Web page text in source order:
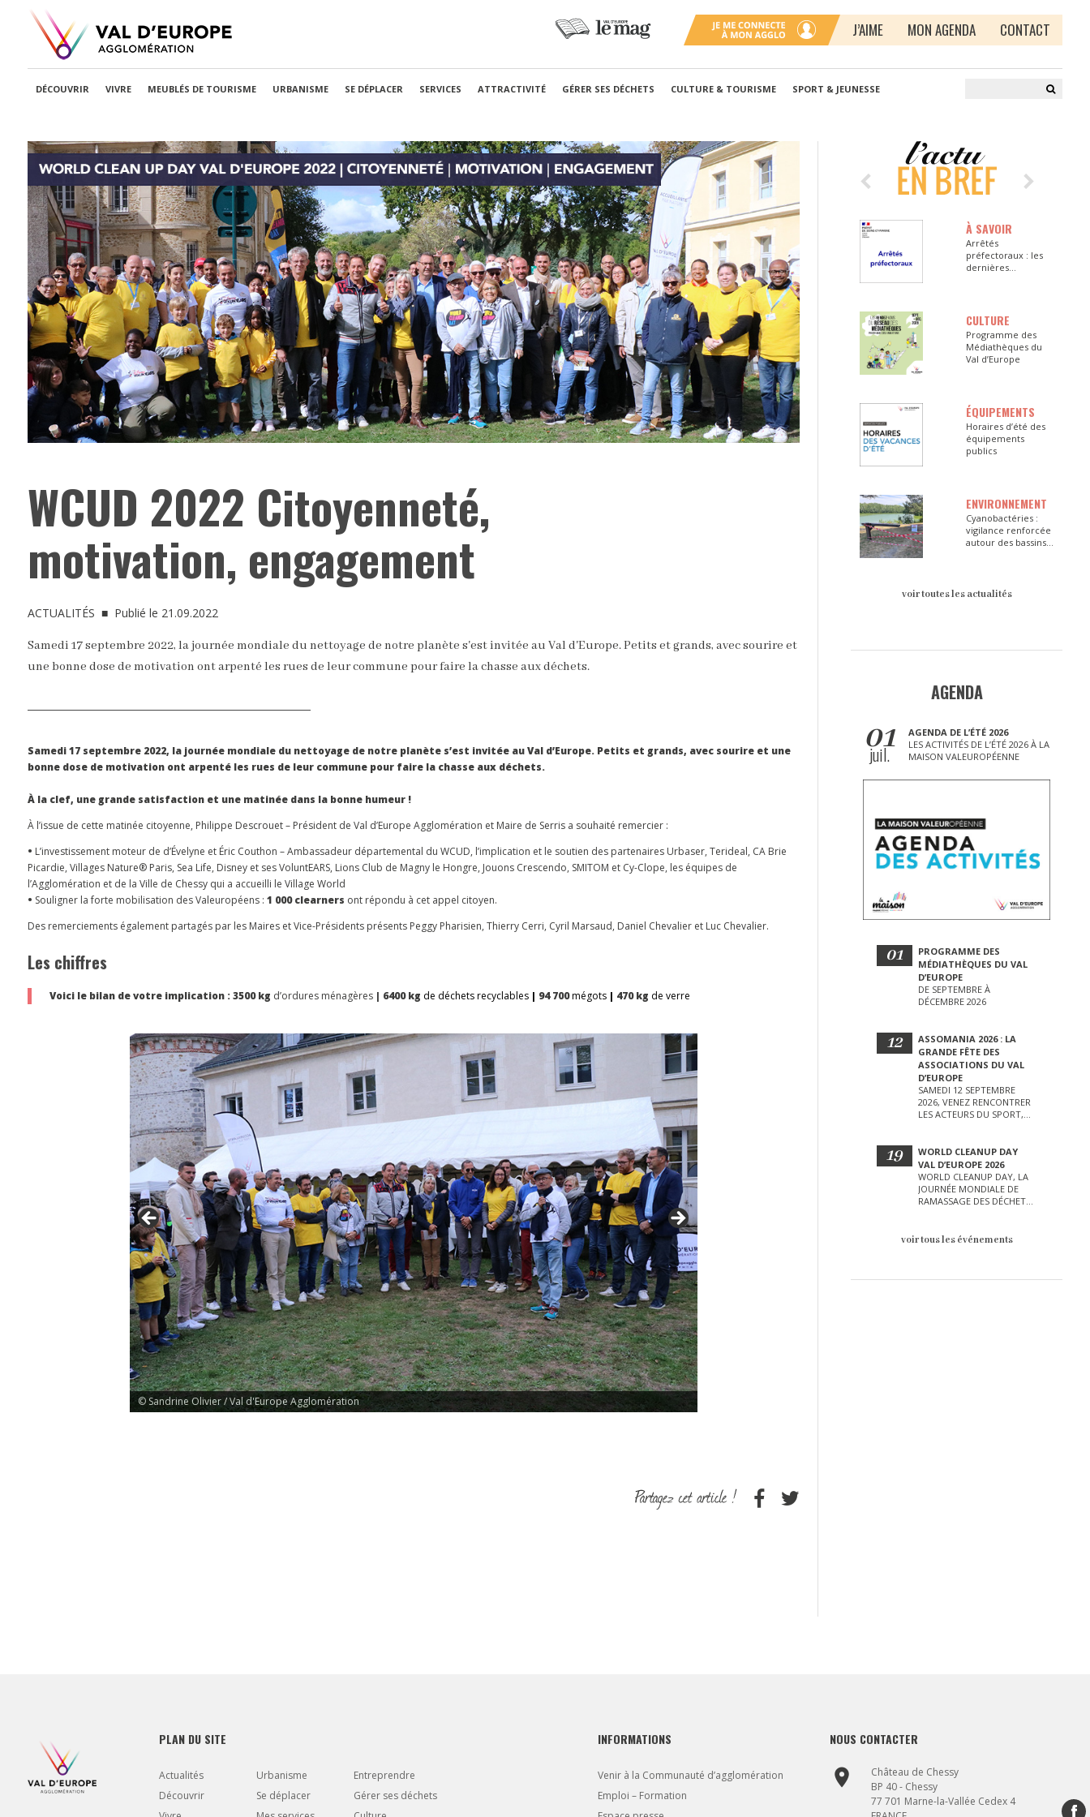
J’AIME MON AGENDA CONTACT
DÉCOUVRIR VIVRE MEUBLÉS DE TOURISME URBANISME SE DÉPLACER SERVICES ATTRACTIVITÉ GÉRER SES DÉCHETS CULTURE & TOURISME SPORT & JEUNESSE
WCUD 2022 Citoyenneté,
motivation, engagement
ACTUALITÉS ■ Publié le 21.09.2022
Samedi 17 septembre 2022, la journée mondiale du nettoyage de notre planète s'est invitée au Val d'Europe. Petits et grands, avec sourire et
une bonne dose de motivation ont arpenté les rues de leur commune pour faire la chasse aux déchets.
Samedi 17 septembre 2022, la journée mondiale du nettoyage de notre planète s’est invitée au Val d’Europe. Petits et grands, avec sourire et une
bonne dose de motivation ont arpenté les rues de leur commune pour faire la chasse aux déchets.
À la clef, une grande satisfaction et une matinée dans la bonne humeur !
À l’issue de cette matinée citoyenne, Philippe Descrouet – Président de Val d’Europe Agglomération et Maire de Serris a souhaité remercier :
• L’investissement moteur de d’Évelyne et Éric Couthon – Ambassadeur départemental du WCUD, l’implication et le soutien des partenaires Urbaser, Terideal, CA Brie
Picardie, Villages Nature® Paris, Sea Life, Disney et ses VoluntEARS, Lions Club de Magny le Hongre, Jouons Crescendo, SMITOM et Cy-Clope, les équipes de
l’Agglomération et de la Ville de Chessy qui a accueilli le Village World
• Souligner la forte mobilisation des Valeuropéens : 1 000 clearners ont répondu à cet appel citoyen.
Des remerciements également partagés par les Maires et Vice-Présidents présents Peggy Pharisien, Thierry Cerri, Cyril Marsaud, Daniel Chevalier et Luc Chevalier.
Les chiffres
Voici le bilan de votre implication : 3500 kg d’ordures ménagères | 6400 kg de déchets recyclables | 94 700mégots | 470 kg de verre
© Sandrine Olivier / Val d'Europe Agglomération
À SAVOIR
Arrêtés
préfectoraux : les
dernières
CULTURE
Programme des
Médiathèques du
Val d’Europe
ÉQUIPEMENTS
Horaires d’été des
équipements
publics
ENVIRONNEMENT
Cyanobactéries :
vigilance renforcée
autour des bassins
voir toutes les actualités
AGENDA
01
juil.
AGENDA DE L’ÉTÉ 2026
LES ACTIVITÉS DE L’ÉTÉ 2026 À LA
MAISON VALEUROPÉENNE
01
PROGRAMME DES
MÉDIATHÈQUES DU VAL
D’EUROPE
DE SEPTEMBRE À
DÉCEMBRE 2026
12
ASSOMANIA 2026 : LA
GRANDE FÊTE DES
ASSOCIATIONS DU VAL
D’EUROPE
SAMEDI 12 SEPTEMBRE
2026, VENEZ RENCONTRER
LES ACTEURS DU SPORT,
D’AUTRES LORS DE CETTE
JOURNÉE EXCEPTIONNELLE.
19
WORLD CLEANUP DAY
VAL D’EUROPE 2026
WORLD CLEANUP DAY, LA
JOURNÉE MONDIALE DE
RAMASSAGE DES DÉCHETS
D’EUROPE !
voir tous les événements
PLAN DU SITE
Actualités
Découvrir
Urbanisme
Se déplacer
Entreprendre
Gérer ses déchets
INFORMATIONS
Venir à la Communauté d’agglomération
Emploi – Formation
NOUS CONTACTER
place
Château de Chessy
BP 40 - Chessy
77 701 Marne-la-Vallée Cedex 4